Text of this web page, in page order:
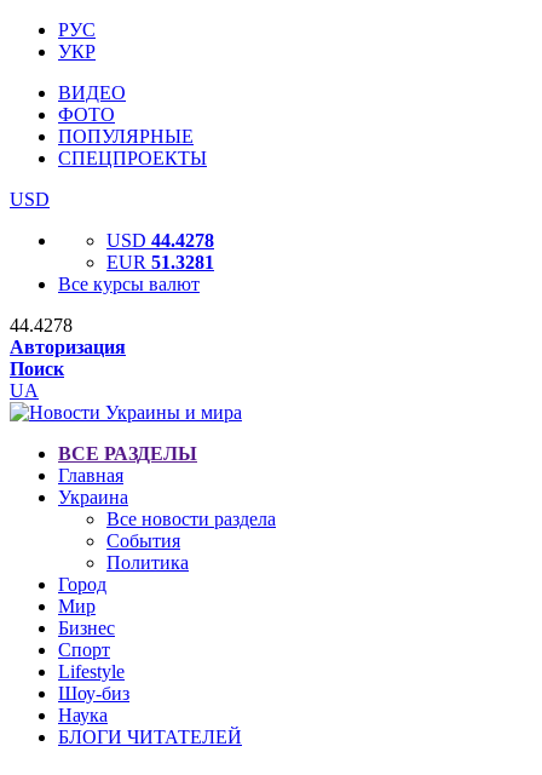
РУС
УКР
ВИДЕО
ФОТО
ПОПУЛЯРНЫЕ
СПЕЦПРОЕКТЫ
USD
USD 44.4278
EUR 51.3281
Все курсы валют
44.4278
Авторизация
Поиск
UA
ВСЕ РАЗДЕЛЫ
Главная
Украина
Все новости раздела
События
Политика
Город
Мир
Бизнес
Спорт
Lifestyle
Шоу-биз
Наука
БЛОГИ ЧИТАТЕЛЕЙ